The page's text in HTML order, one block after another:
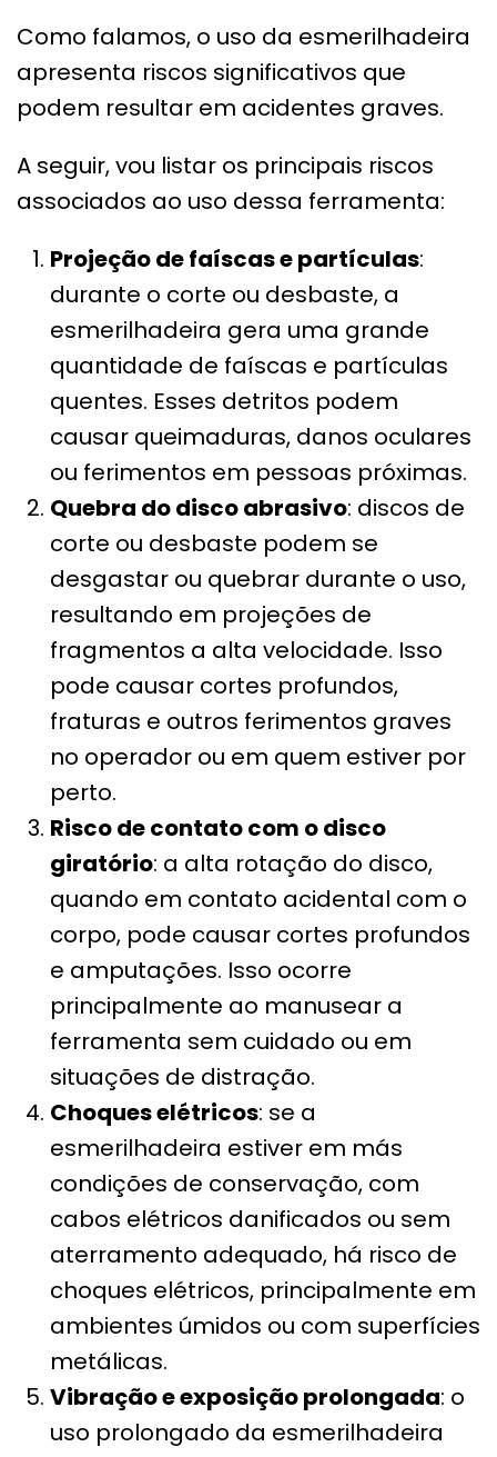
Como falamos, o uso da esmerilhadeira
apresenta riscos significativos que
podem resultar em acidentes graves.
A seguir, vou listar os principais riscos
associados ao uso dessa ferramenta:
Projeção de faíscas e partículas:
durante o corte ou desbaste, a
esmerilhadeira gera uma grande
quantidade de faíscas e partículas
quentes. Esses detritos podem
causar queimaduras, danos oculares
ou ferimentos em pessoas próximas.
Quebra do disco abrasivo: discos de
corte ou desbaste podem se
desgastar ou quebrar durante o uso,
resultando em projeções de
fragmentos a alta velocidade. Isso
pode causar cortes profundos,
fraturas e outros ferimentos graves
no operador ou em quem estiver por
perto.
Risco de contato com o disco
giratório: a alta rotação do disco,
quando em contato acidental com o
corpo, pode causar cortes profundos
e amputações. Isso ocorre
principalmente ao manusear a
ferramenta sem cuidado ou em
situações de distração.
Choques elétricos: se a
esmerilhadeira estiver em más
condições de conservação, com
cabos elétricos danificados ou sem
aterramento adequado, há risco de
choques elétricos, principalmente em
ambientes úmidos ou com superfícies
metálicas.
Vibração e exposição prolongada: o
uso prolongado da esmerilhadeira